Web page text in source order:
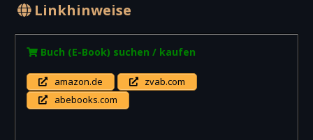
Linkhinweise
Buch (E-Book) suchen / kaufen
amazon.de
zvab.com
abebooks.com